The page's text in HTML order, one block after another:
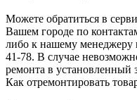
Можете обратиться в
Вашем городе по
либо к нашему менеджеру
41-78. В случае
ремонта в установленный
Как отремонтировать